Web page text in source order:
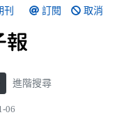
刊 訂閱 取消
進階搜尋
06